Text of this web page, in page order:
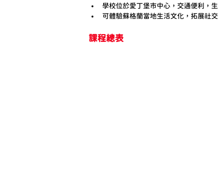
學校位於愛丁堡市中心，交通便利，
可體驗蘇格蘭當地生活文化，拓展社
課程總表